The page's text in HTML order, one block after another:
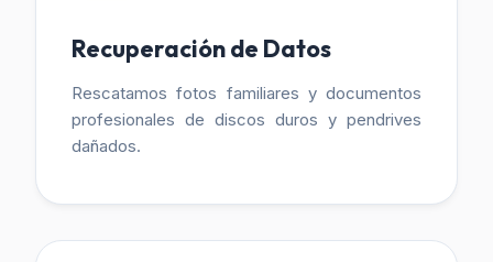
Recuperación de Datos
Rescatamos fotos familiares y documentos
profesionales de discos duros y pendrives
dañados.